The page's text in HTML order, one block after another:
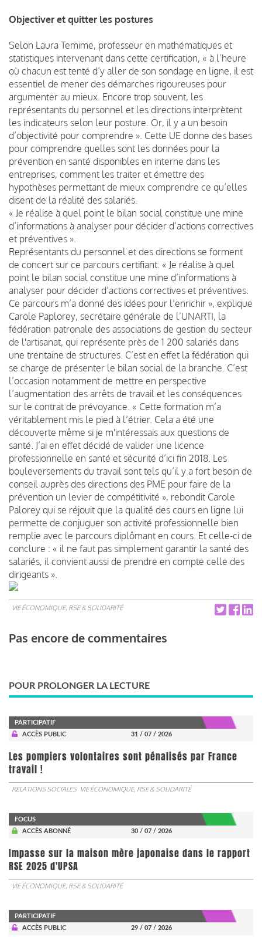
Objectiver et quitter les postures
Selon Laura Temime, professeur en mathématiques et
statistiques intervenant dans cette certification, « à l’heure
où chacun est tenté d’y aller de son sondage en ligne, il est
essentiel de mener des démarches rigoureuses pour
argumenter au mieux. Encore trop souvent, les
représentants du personnel et les directions interprètent
les indicateurs selon leur posture. Or, il y a un besoin
d’objectivité pour comprendre ». Cette UE donne des bases
pour comprendre quelles sont les données pour la
prévention en santé disponibles en interne dans les
entreprises, comment les traiter et émettre des
hypothèses permettant de mieux comprendre ce qu’elles
disent de la réalité des salariés.
« Je réalise à quel point le bilan social constitue une mine
d’informations à analyser pour décider d’actions correctives
et préventives ».
Représentants du personnel et des directions se forment
de concert sur ce parcours certifiant. « Je réalise à quel
point le bilan social constitue une mine d’informations à
analyser pour décider d’actions correctives et préventives.
Ce parcours m’a donné des idées pour l’enrichir », explique
Carole Paplorey, secrétaire générale de l’UNARTI, la
fédération patronale des associations de gestion du secteur
de l'artisanat, qui représente près de 1 200 salariés dans
une trentaine de structures. C’est en effet la fédération qui
se charge de présenter le bilan social de la branche. C’est
l’occasion notamment de mettre en perspective
l’augmentation des arrêts de travail et les conséquences
sur le contrat de prévoyance. « Cette formation m’a
véritablement mis le pied à l’étrier. Cela a été une
découverte même si je m'intéressais aux questions de
santé. J’ai en effet décidé de valider une licence
professionnelle en santé et sécurité d’ici fin 2018. Les
bouleversements du travail sont tels qu’il y a fort besoin de
conseil auprès des directions des PME pour faire de la
prévention un levier de compétitivité », rebondit Carole
Palorey qui se réjouit que la qualité des cours en ligne lui
permette de conjuguer son activité professionnelle bien
remplie avec le parcours diplômant en cours. Et celle-ci de
conclure : « il ne faut pas simplement garantir la santé des
salariés, il convient aussi de prendre en compte celle des
dirigeants ».
VIE ÉCONOMIQUE, RSE & SOLIDARITÉ
Pas encore de commentaires
POUR PROLONGER LA LECTURE
PARTICIPATIF
ACCÈS PUBLIC
31 / 07 / 2026
Les pompiers volontaires sont pénalisés par France
travail !
RELATIONS SOCIALES VIE ÉCONOMIQUE, RSE & SOLIDARITÉ
FOCUS
ACCÈS ABONNÉ
30 / 07 / 2026
Impasse sur la maison mère japonaise dans le rapport
RSE 2025 d'UPSA
VIE ÉCONOMIQUE, RSE & SOLIDARITÉ
PARTICIPATIF
ACCÈS PUBLIC
29 / 07 / 2026